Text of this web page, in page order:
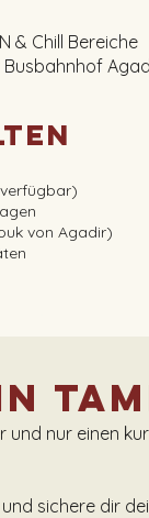
& Chill Bereiche
von Agadir)
und nur einen
sichere dir